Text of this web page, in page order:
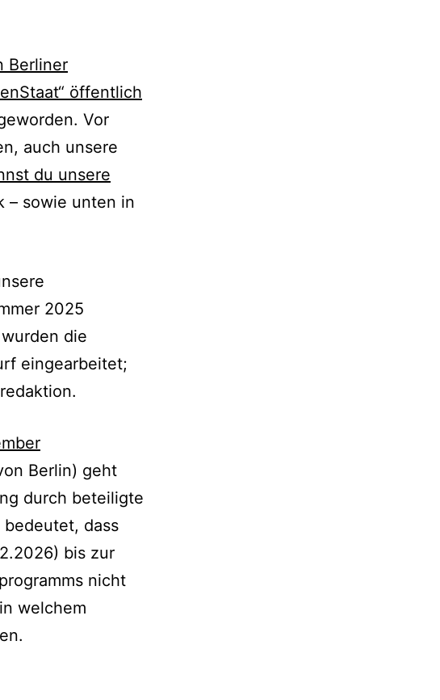
Berliner
öffentlich
Vor
auch unsere
du unsere
– sowie unten in
2025
die
eingearbeitet;
Berlin) geht
durch beteiligte
dass
bis zur
nicht
welchem